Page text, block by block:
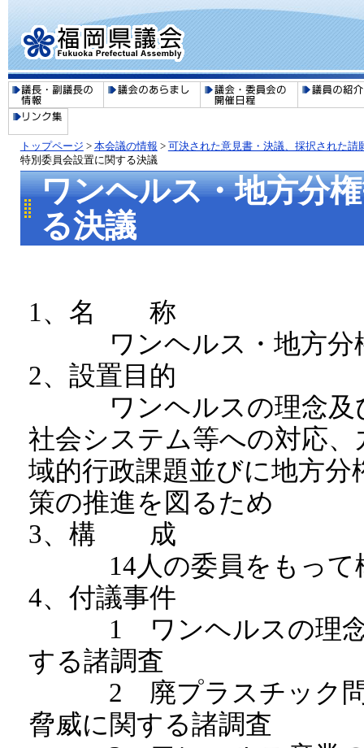
トップページ > 本会議の情報 > 可決された意見書・決議、採択された請
特別委員会設置に関する決議
ワンヘルス・地方分
る決議
1、名 称
ワンヘルス・地方分権
2、設置目的
ワンヘルスの理念及び
社会システム等への対応
域的行政課題並びに地方
策の推進を図るため
3、構 成
14人の委員をもって
4、付議事件
1 ワンヘルスの理念と
する諸調査
2 廃プラスチック問題
脅威に関する諸調査